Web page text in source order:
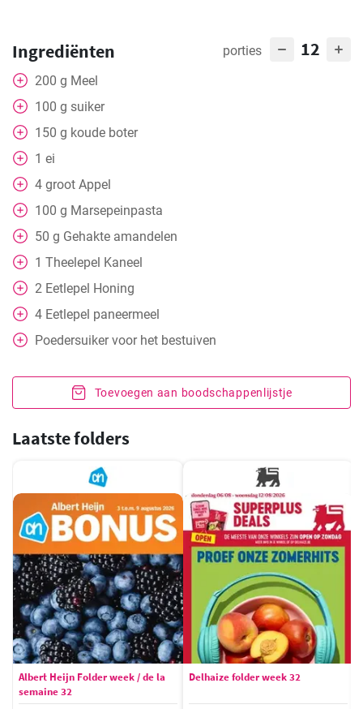
Ingrediënten porties 12
200 g Meel
100 g suiker
150 g koude boter
1 ei
4 groot Appel
100 g Marsepeinpasta
50 g Gehakte amandelen
1 Theelepel Kaneel
2 Eetlepel Honing
4 Eetlepel paneermeel
Poedersuiker voor het bestuiven
Toevoegen aan boodschappenlijstje
Laatste folders
Albert Heijn Folder week / de la
semaine 32
Delhaize folder week 32